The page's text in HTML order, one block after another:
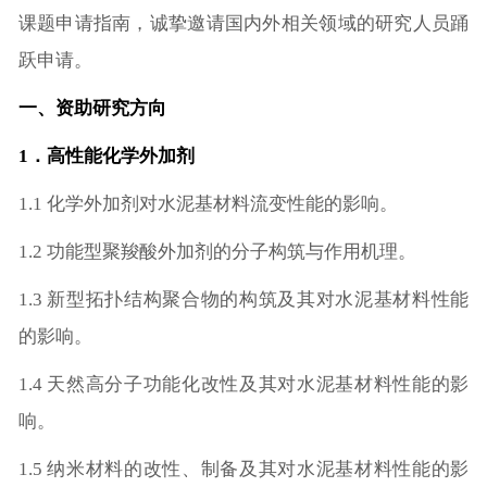
课题申请指南，诚挚邀请国内外相关领域的研究人员踊
跃申请。
一、资助研究方向
1．高性能化学外加剂
1.1 化学外加剂对水泥基材料流变性能的影响。
1.2 功能型聚羧酸外加剂的分子构筑与作用机理。
1.3 新型拓扑结构聚合物的构筑及其对水泥基材料性能
的影响。
1.4 天然高分子功能化改性及其对水泥基材料性能的影
响。
1.5 纳米材料的改性、制备及其对水泥基材料性能的影